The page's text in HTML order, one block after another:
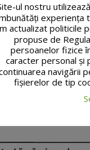
ul nostru
experiența
actualizat politicile
propuse de
persoanelor fizice
caracter personal și
navigării
fişierelor de tip